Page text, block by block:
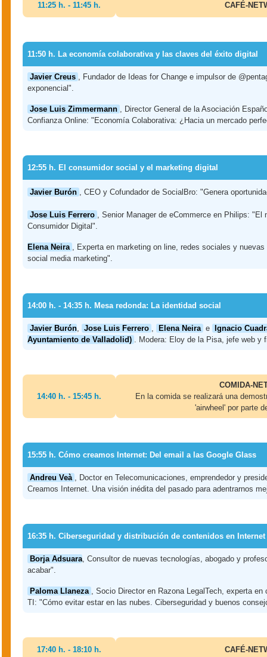
11:25 h. - 11:45 h. CAFÉ-
11:50 h. La economía colaborativa y las claves del éxito digital
Javier Creus , Fundador de Ideas for Change e impulsor de
exponencial".
Jose Luis Zimmermann , Director General de la Asociación
Confianza Online: "Economía Colaborativa: ¿Hacia un mercado
12:55 h. El consumidor social y el marketing digital
Javier Burón , CEO y Cofundador de SocialBro: "Genera
Jose Luis Ferrero , Senior Manager de eCommerce en Philips: "El
Consumidor Digital".
Elena Neira , Experta en marketing on line, redes sociales y
social media marketing".
14:00 h. - 14:35 h. Mesa redonda: La identidad social
Javier Burón, Jose Luis Ferrero , Elena Neira e
Ignacio
Ayuntamiento de Valladolid) . Modera: Eloy de la Pisa, jefe web y
14:40 h. - 15:45 h.
COMIDA-
En la comida se realizará una
'airwheel' por parte
15:55 h. Cómo creamos Internet: Del email a las Google Glass
Andreu Veà , Doctor en Telecomunicaciones, emprendedor y
Creamos Internet. Una visión inédita del pasado para adentrarnos
16:35 h. Ciberseguridad y distribución de contenidos en Internet
Borja Adsuara, Consultor de nuevas tecnologías, abogado y
acabar".
Paloma Llaneza , Socio Director en Razona LegalTech, experta
TI: "Cómo evitar estar en las nubes. Ciberseguridad y buenos
17:40 h. - 18:10 h. CAFÉ-